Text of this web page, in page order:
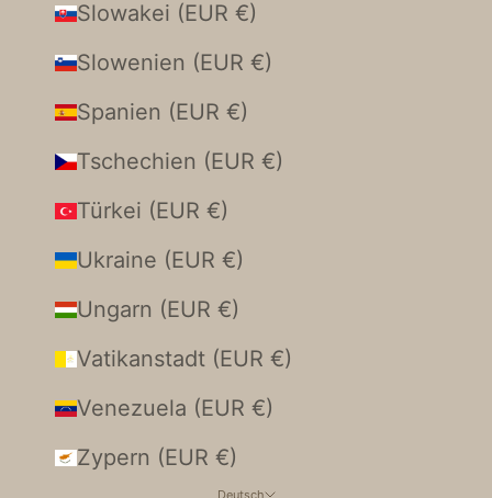
Slowakei (EUR €)
Slowenien (EUR €)
Spanien (EUR €)
Tschechien (EUR €)
Türkei (EUR €)
Ukraine (EUR €)
Ungarn (EUR €)
Vatikanstadt (EUR €)
Venezuela (EUR €)
Zypern (EUR €)